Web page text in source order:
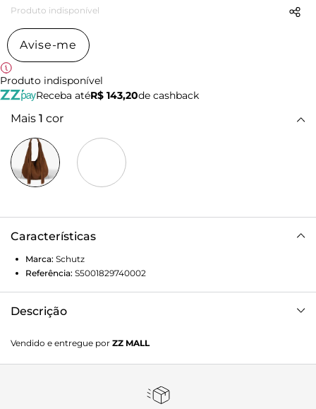
Produto indisponível
Avise-me
Produto indisponível
Receba atéR$ 143,20de cashback
Mais 1 cor
Características
Marca: Schutz
Referência: S5001829740002
Descrição
personalidade a qualquer produção.
Vendido e entregue por ZZ MALL